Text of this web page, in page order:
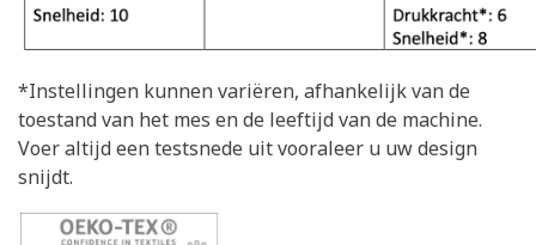
*Instellingen kunnen variëren, afhankelijk van de
toestand van het mes en de leeftijd van de machine.
Voer altijd een testsnede uit vooraleer u uw design
snijdt.